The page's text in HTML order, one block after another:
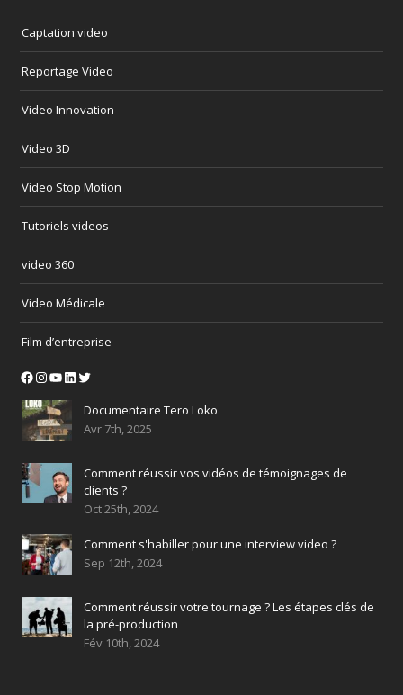
Captation video
Reportage Video
Video Innovation
Video 3D
Video Stop Motion
Tutoriels videos
video 360
Video Médicale
Film d’entreprise
Facebook
Instagram
YouTube
LinkedIn
Twitter
Documentaire Tero Loko
Avr 7th, 2025
Comment réussir vos vidéos de témoignages de
clients ?
Oct 25th, 2024
Comment s'habiller pour une interview video ?
Sep 12th, 2024
Comment réussir votre tournage ? Les étapes clés de
la pré-production
Fév 10th, 2024